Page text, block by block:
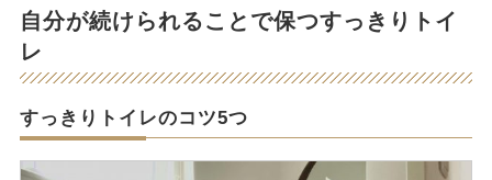
自分が続けられることで保つすっきりトイ
レ
すっきりトイレのコツ5つ